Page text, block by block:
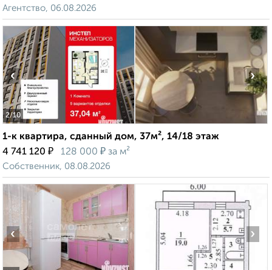
Агентство, 06.08.2026
2/10
‹ ›
1-к квартира, сданный дом, 37м², 14/18 этаж
4 741 120 ₽ 128 000 ₽ за м²
Собственник, 08.08.2026
‹ ›